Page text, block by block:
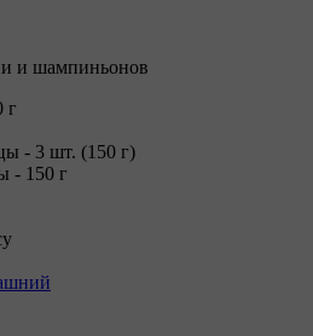
г
- 3 шт. (150 г)
- 150 г